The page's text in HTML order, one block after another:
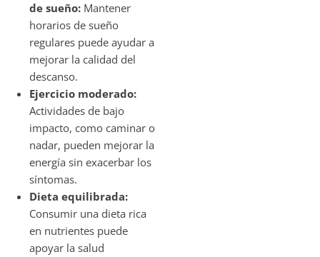
de sueño:Mantener
horarios de sueño
regulares puede ayudar a
mejorar la calidad del
descanso.
Ejercicio moderado:
Actividades de bajo
impacto, como caminar o
nadar, pueden mejorar la
energía sin exacerbar los
síntomas.
Dieta equilibrada:
Consumir una dieta rica
en nutrientes puede
apoyar la salud